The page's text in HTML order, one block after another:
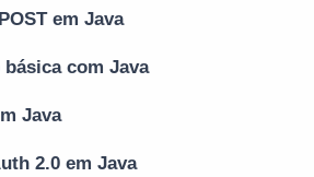
em Java
com Java
Java
2.0 em Java